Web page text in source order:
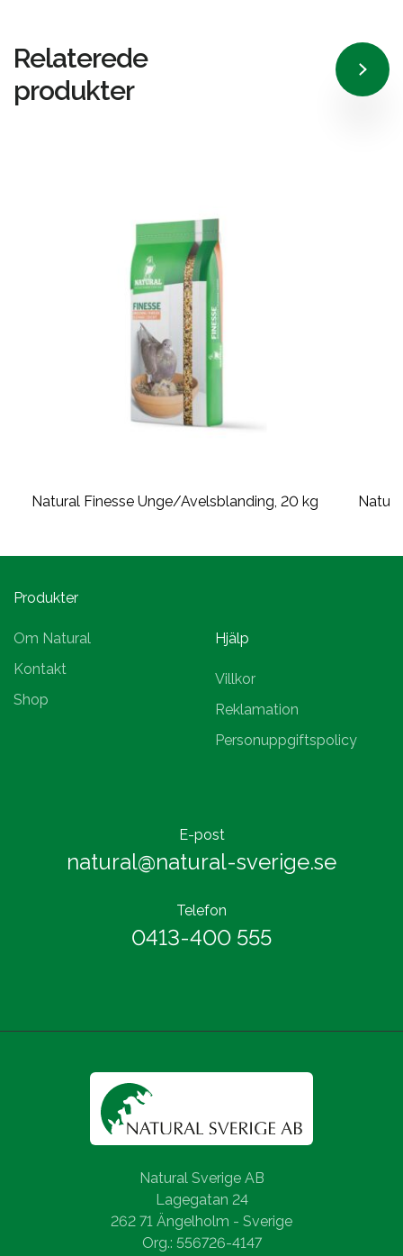
Relaterede
produkter
Natural Finesse Unge/Avelsblanding, 20 kg
Produkter
Om Natural
Kontakt
Shop
Hjälp
Villkor
Reklamation
Personuppgiftspolicy
E-post
natural@natural-sverige.se
Telefon
0413-400 555
Natural Sverige AB
Lagegatan 24
262 71 Ängelholm - Sverige
Org.: 556726-4147